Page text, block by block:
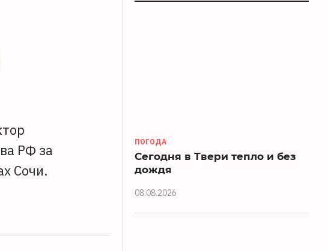
РФ за
Сочи.
ПОГОДА
Сегодня в Твери тепло и без
дождя
08.08.2026